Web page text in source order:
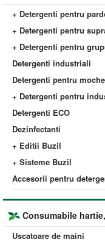
+ Detergenti pentru
+ Detergenti pentru
+ Detergenti pentru
Detergenti industriali
Detergenti pentru
+ Detergenti pentru
Detergenti ECO
Dezinfectanti
+ Editii Buzil
+ Sisteme Buzil
Accesorii pentru
Consumabile
Uscatoare de maini